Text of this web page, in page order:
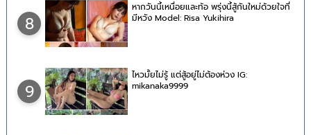
8
หากวันนี้เหนื่อยและท้อ พรุ่งนี้สู้กันใหม่ด้วยใจที่
มีหวัง Model: Risa Yukihira
9
ไหวมั้ยไม่รู้ แต่สู้อยู่ไม่ต้องห่วง IG:
mikanaka9999